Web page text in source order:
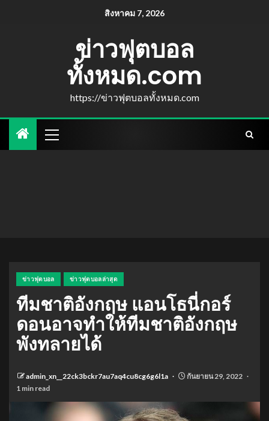
สิงหาคม 7, 2026
ข่าวฟุตบอล
ทั้งหมด.com
https://ข่าวฟุตบอลทั้งหมด.com
ข่าวฟุตบอล ข่าวฟุตบอลล่าสุด
ทีมชาติอังกฤษ แอนโธนี่กอร์
ดอนอาจทำให้ทีมชาติอังกฤษ
พังทลายได้
admin_xn__22ck3bckr7au7aq4cu8cg6g6l1a
กันยายน 29, 2022
1 min read